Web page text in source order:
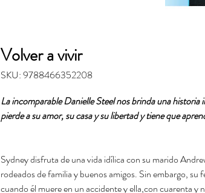
Volver a vivir
SKU: 9788466352208
La incomparable Danielle Steel nos brinda una historia
pierde a su amor, su casa y su libertad y tiene que
Sydney disfruta de una vida idílica con su marido
rodeados de familia y buenos amigos. Sin embargo, su
cuando él muere en un accidente y ella,con cuarenta y